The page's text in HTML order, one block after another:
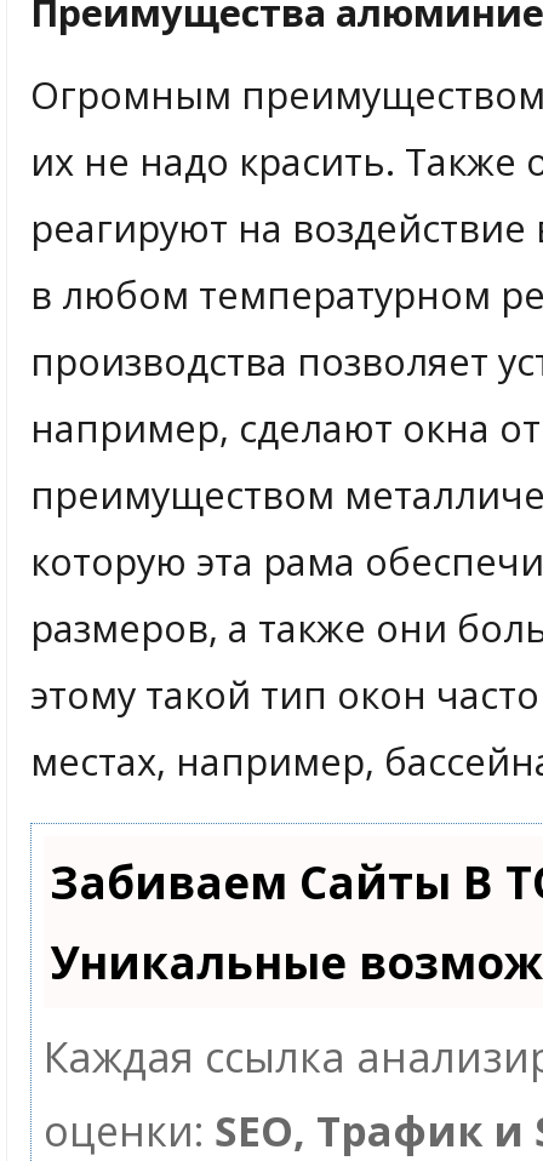
Преимущества
Огромным
их не надо красить.
реагируют на
в любом температурном
производства позволяет
например, сделают окна
преимуществом
которую эта рама
размеров, а также они
этому такой тип окон
местах, например,
Забиваем Сайты В
Уникальные
Каждая ссылка
оценки: SEO, Трафик и